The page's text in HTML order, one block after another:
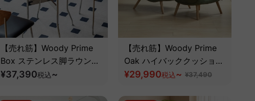
【売れ筋】Woody Prime
Box ステンレス脚ラウンド
デザインテーブル【高級天
¥37,390税込~
【売れ筋】Woody Prime
Oak ハイバッククッション
ソファチェア【高級天然ホ
¥29,990税込~ ¥37,490